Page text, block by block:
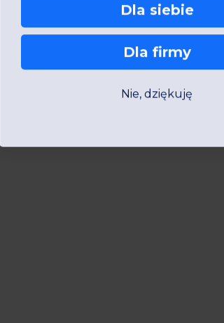
Dla siebie
Dla firmy
Nie, dziękuję